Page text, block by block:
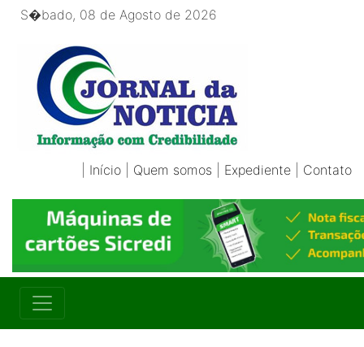
S�bado, 08 de Agosto de 2026
Início Quem somos Expediente Contato